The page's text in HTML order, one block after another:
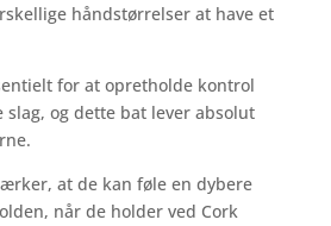
håndstørrelser at have et
for at opretholde kontrol
og dette bat lever absolut
at de kan føle en dybere
når de holder ved Cork